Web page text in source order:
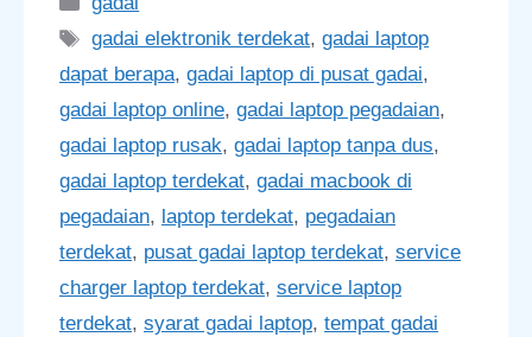
Tags
gadai elektronik terdekat,gadai laptop
dapat berapa, gadai laptop di pusat gadai,
gadai laptop online, gadai laptop pegadaian,
gadai laptop rusak, gadai laptop tanpa dus,
gadai laptop terdekat, gadai macbook di
pegadaian, laptop terdekat, pegadaian
terdekat, pusat gadai laptop terdekat, service
charger laptop terdekat, service laptop
terdekat, syarat gadai laptop, tempat gadai